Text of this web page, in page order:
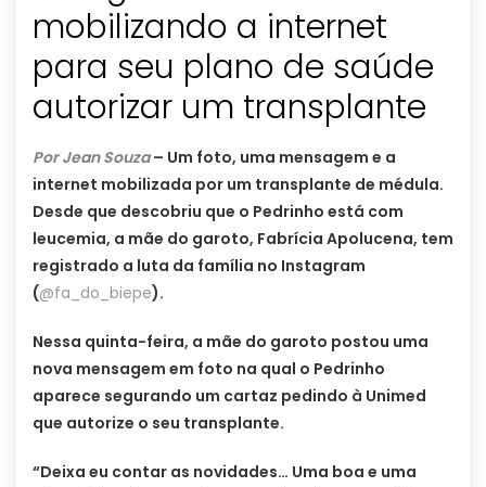
mobilizando a internet
para seu plano de saúde
autorizar um transplante
Por Jean Souza – Um foto, uma mensagem e a
internet mobilizada por um transplante de médula.
Desde que descobriu que o Pedrinho está com
leucemia, a mãe do garoto, Fabrícia Apolucena, tem
registrado a luta da família no Instagram
(@fa_do_biepe).
Nessa quinta-feira, a mãe do garoto postou uma
nova mensagem em foto na qual o Pedrinho
aparece segurando um cartaz pedindo à Unimed
que autorize o seu transplante.
“Deixa eu contar as novidades… Uma boa e uma